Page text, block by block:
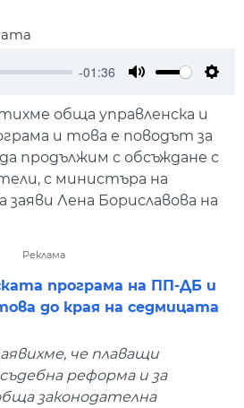
-01:36
обща управленска и
и това е поводът за
продължим с обсъждане с
с министъра на
заяви Лена Бориславова на
Реклама
програма на ПП-ДБ и
до края на седмицата
че плаващи
реформа и за
законодателна